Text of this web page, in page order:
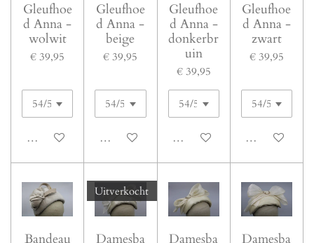
Gleufhoe
d Anna -
wolwit
€ 39,95
In winkelwagen
Gleufhoe
d Anna -
beige
€ 39,95
In winkelwagen
Gleufhoe
d Anna -
donkerbr
uin
€ 39,95
In winkelwagen
Gleufhoe
d Anna -
zwart
€ 39,95
In
Bandeau
Uitverkocht
Damesba
Damesba
Damesba